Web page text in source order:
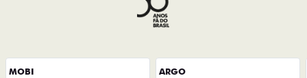
MOBI ARGO